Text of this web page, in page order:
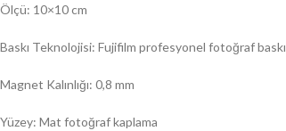
Ölçü: 10×10 cm
Baskı Teknolojisi: Fujifilm profesyonel fotoğraf baskı
Magnet Kalınlığı: 0,8 mm
Yüzey: Mat fotoğraf kaplama